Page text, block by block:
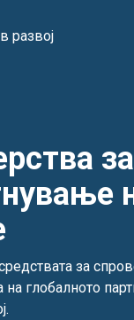
развој
за
за
на глобалното